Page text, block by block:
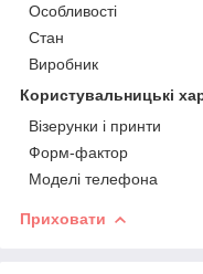
Особливості
Стан
Виробник
Користувальницькі
Візерунки і принти
Форм-фактор
Моделі телефона
Приховати